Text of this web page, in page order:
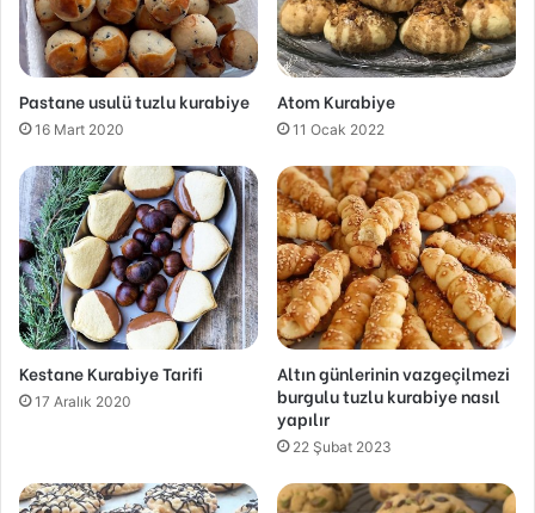
Pastane usulü tuzlu kurabiye
16 Mart 2020
Atom Kurabiye
11 Ocak 2022
Kestane Kurabiye Tarifi
17 Aralık 2020
Altın günlerinin vazgeçilmezi
burgulu tuzlu kurabiye nasıl
yapılır
22 Şubat 2023